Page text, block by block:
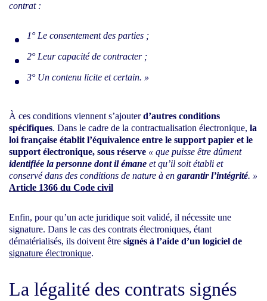
contrat :
1° Le consentement des parties ;
2° Leur capacité de contracter ;
3° Un contenu licite et certain. »
À ces conditions viennent s’ajouterd’autres conditions
spécifiques. Dans le cadre de la contractualisation électronique, la
loi française établit l’équivalence entre le support papier et le
support électronique, sous réserve « que puisse être dûment
identifiée la personne dont il émane et qu’il soit établi et
conservé dans des conditions de nature à en garantir l’intégrité. »
Article 1366 du Code civil
Enfin, pour qu’un acte juridique soit validé, il nécessite une
signature. Dans le cas des contrats électroniques, étant
dématérialisés, ils doivent être signés à l’aide d’un logiciel de
signature électronique.
La légalité des contrats signés